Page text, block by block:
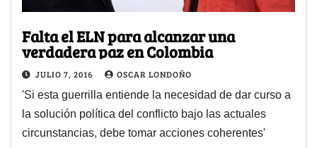
Falta el ELN para alcanzar una
verdadera paz en Colombia
JULIO 7, 2016 OSCAR LONDOÑO
'Si esta guerrilla entiende la necesidad de dar curso a
la solución política del conflicto bajo las actuales
circunstancias, debe tomar acciones coherentes'